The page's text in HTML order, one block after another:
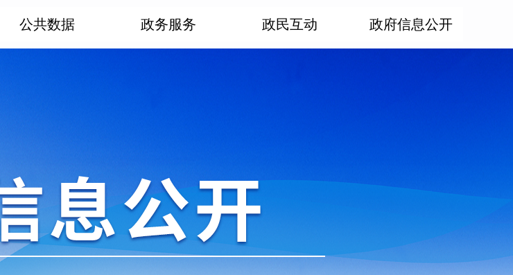
公共数据 政务服务 政民互动 政府信息公开